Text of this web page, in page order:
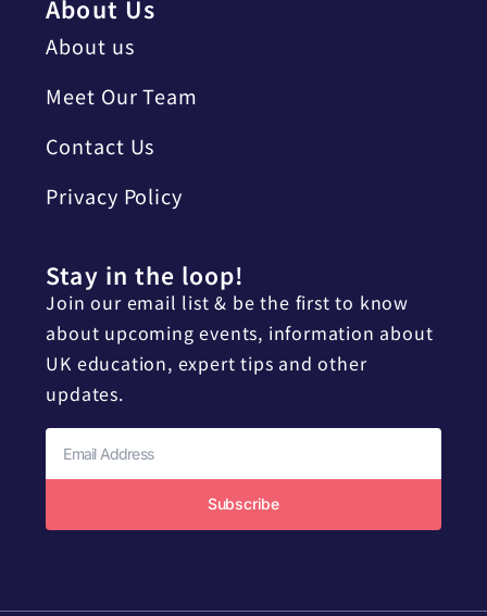
About Us
About us
Meet Our Team
Contact Us
Privacy Policy
Stay in the loop!
Join our email list & be the first to know
about upcoming events, information about
UK education, expert tips and other
updates.
Subscribe